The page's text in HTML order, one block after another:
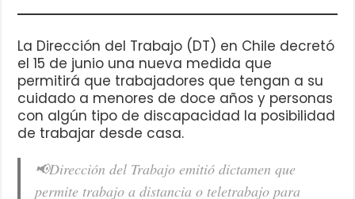
La Dirección del Trabajo (DT) en Chile decretó
el 15 de junio una nueva medida que
permitirá que trabajadores que tengan a su
cuidado a menores de doce años y personas
con algún tipo de discapacidad la posibilidad
de trabajar desde casa.
📢Dirección del Trabajo emitió dictamen que
permite trabajo a distancia o teletrabajo para